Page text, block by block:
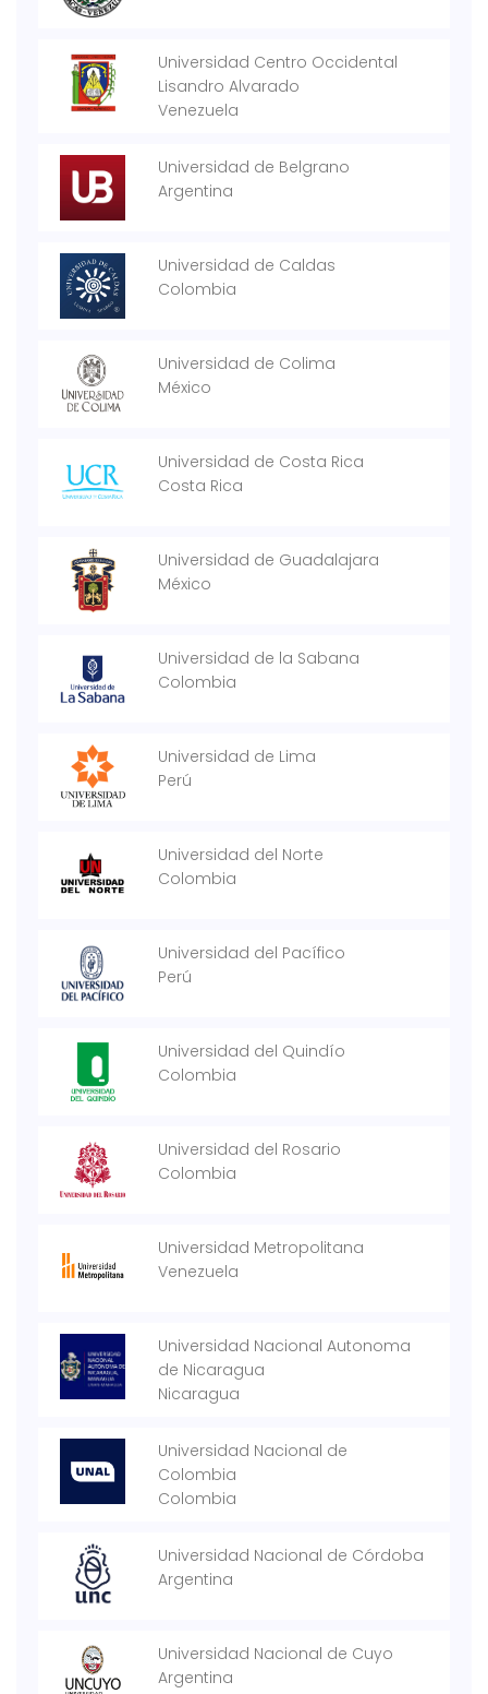
Universidad Centro Occidental
Lisandro Alvarado
Venezuela
Universidad de Belgrano
Argentina
Universidad de Caldas
Colombia
Universidad de Colima
México
Universidad de Costa Rica
Costa Rica
Universidad de Guadalajara
México
Universidad de la Sabana
Colombia
Universidad de Lima
Perú
Universidad del Norte
Colombia
Universidad del Pacífico
Perú
Universidad del Quindío
Colombia
Universidad del Rosario
Colombia
Universidad Metropolitana
Venezuela
Universidad Nacional Autonoma
de Nicaragua
Nicaragua
Universidad Nacional de
Colombia
Colombia
Universidad Nacional de Córdoba
Argentina
Universidad Nacional de Cuyo
Argentina